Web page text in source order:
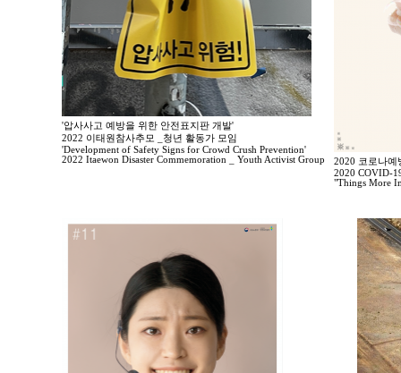
'압사사고 예방을 위한 안전표지판 개발'
2022 이태원참사추모 _청년 활동가 모임
'Development of Safety Signs for Crowd Crush Prevention'
2022 Itaewon Disaster Commemoration _ Youth Activist Group
2020 코로나예
2020 COVID-
"Things More